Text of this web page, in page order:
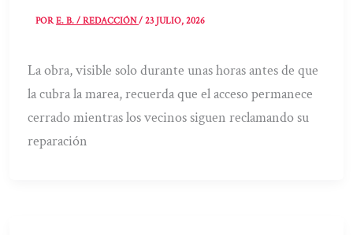
PORE. B. / REDACCIÓN/23 JULIO, 2026
La obra, visible solo durante unas horas antes de que
la cubra la marea, recuerda que el acceso permanece
cerrado mientras los vecinos siguen reclamando su
reparación